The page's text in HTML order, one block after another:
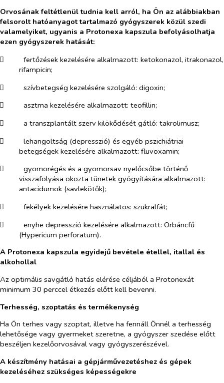
Orvosának feltétlenül tudnia kell arról, ha Ön az alábbiakban
felsorolt hatóanyagot tartalmazó gyógyszerek közül szedi
valamelyiket, ugyanis a Protonexa kapszula befolyásolhatja
ezen gyógyszerek hatását:
​
fertőzések kezelésére alkalmazott: ketokonazol, itrakonazol,
rifampicin;
​
szívbetegség kezelésére szolgáló: digoxin;
​
asztma kezelésére alkalmazott: teofillin;
​
a transzplantált szerv kilökődését gátló: takrolimusz;
​
lehangoltság (depresszió) és egyéb pszichiátriai
betegségek kezelésére alkalmazott: fluvoxamin;
​
gyomorégés és a gyomorsav nyelőcsőbe történő
visszafolyása okozta tünetek gyógyítására alkalmazott:
antacidumok (savlekötők);
​
fekélyek kezelésére használatos: szukralfát;
​
enyhe depresszió kezelésére alkalmazott: Orbáncfű
(Hypericum perforatum).
A Protonexa kapszula egyidejű bevétele étellel, itallal és
alkohollal
Az optimális savgátló hatás elérése céljából a Protonexát
minimum 30 perccel étkezés előtt kell bevenni.
Terhesség, szoptatás és termékenység
Ha Ön terhes vagy szoptat, illetve ha fennáll Önnél a terhesség
lehetősége vagy gyermeket szeretne, a gyógyszer szedése előtt
beszéljen kezelőorvosával vagy gyógyszerészével.
A készítmény hatásai a gépjárművezetéshez és gépek
kezeléséhez szükséges képességekre